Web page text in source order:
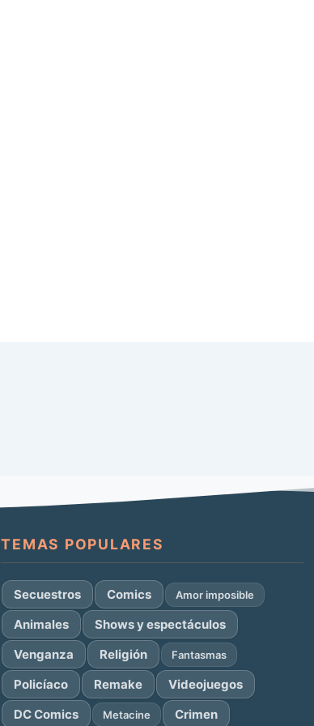
TEMAS POPULARES
Secuestros Comics Amor imposible
Animales
Shows y espectáculos
Venganza
Religión Fantasmas
Policíaco Remake
Videojuegos
DC Comics
Metacine Crimen